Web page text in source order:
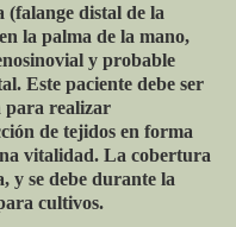
distal de la
la palma de la mano,
y probable
Este paciente debe ser
para realizar
de tejidos en forma
vitalidad. La cobertura
y se debe durante la
cultivos.